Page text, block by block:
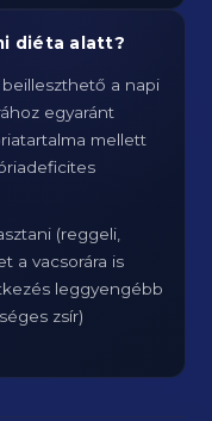
diéta alatt?
a napi
egyaránt
mellett
(reggeli,
a vacsorára is
leggyengébb
zsír)